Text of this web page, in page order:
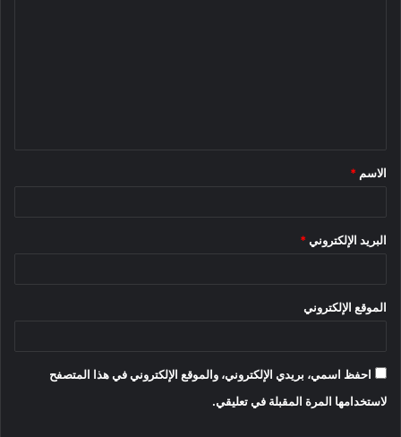
*
الاسم *
البريد الإلكتروني *
الموقع الإلكتروني
احفظ اسمي، بريدي الإلكتروني، والموقع الإلكتروني في هذا المتصفح
لاستخدامها المرة المقبلة في تعليقي.